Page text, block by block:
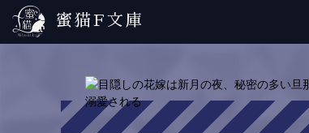
蜜猫F文庫